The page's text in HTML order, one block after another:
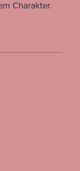
Charakter.